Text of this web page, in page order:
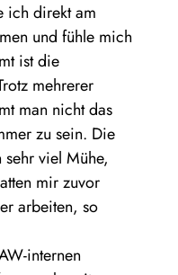
ich direkt am
und fühle mich
ist die
mehrerer
man nicht das
zu sein. Die
viel Mühe,
mir zuvor
arbeiten, so
internen